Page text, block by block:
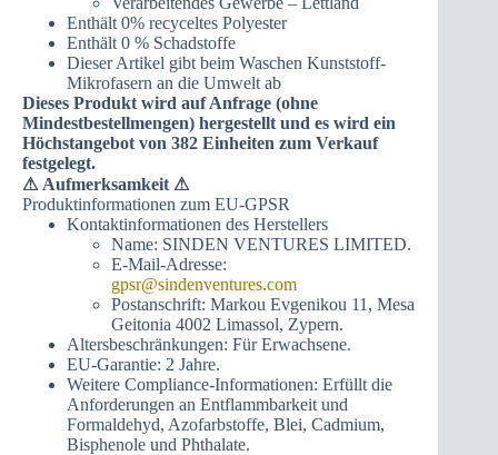
Enthält 0% recyceltes Polyester
Enthält 0 % Schadstoffe
Dieser Artikel gibt beim Waschen Kunststoff-
Mikrofasern an die Umwelt ab
Dieses Produkt wird auf Anfrage (ohne
Mindestbestellmengen) hergestellt und es wird ein
Höchstangebot von 382 Einheiten zum Verkauf
festgelegt.
⚠ Aufmerksamkeit ⚠
Produktinformationen zum EU-GPSR
Kontaktinformationen des Herstellers
Name: SINDEN VENTURES LIMITED.
E-Mail-Adresse:
gpsr@sindenventures.com
Postanschrift: Markou Evgenikou 11, Mesa
Geitonia 4002 Limassol, Zypern.
Altersbeschränkungen: Für Erwachsene.
EU-Garantie: 2 Jahre.
Weitere Compliance-Informationen: Erfüllt die
Anforderungen an Entflammbarkeit und
Formaldehyd, Azofarbstoffe, Blei, Cadmium,
Bisphenole und Phthalate.